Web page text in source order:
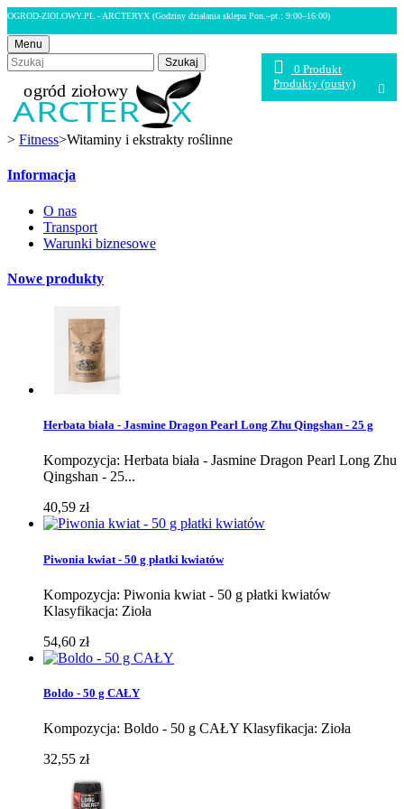
OGROD-ZIOLOWY.PL - ARCTERYX (Godziny działania sklepu Pon.–pt.: 9:00–16:00)
Menu
0 Produkt
Produkty (pusty)
Szukaj
> Fitness>Witaminy i ekstrakty roślinne
Informacja
O nas
Transport
Warunki biznesowe
Nowe produkty
Herbata biała - Jasmine Dragon Pearl Long Zhu Qingshan - 25 g
Kompozycja: Herbata biała - Jasmine Dragon Pearl Long Zhu
Qingshan - 25...
40,59 zł
Piwonia kwiat - 50 g płatki kwiatów
Kompozycja: Piwonia kwiat - 50 g płatki kwiatów
Klasyfikacja: Zioła
54,60 zł
Boldo - 50 g CAŁY
Kompozycja: Boldo - 50 g CAŁY Klasyfikacja: Zioła
32,55 zł